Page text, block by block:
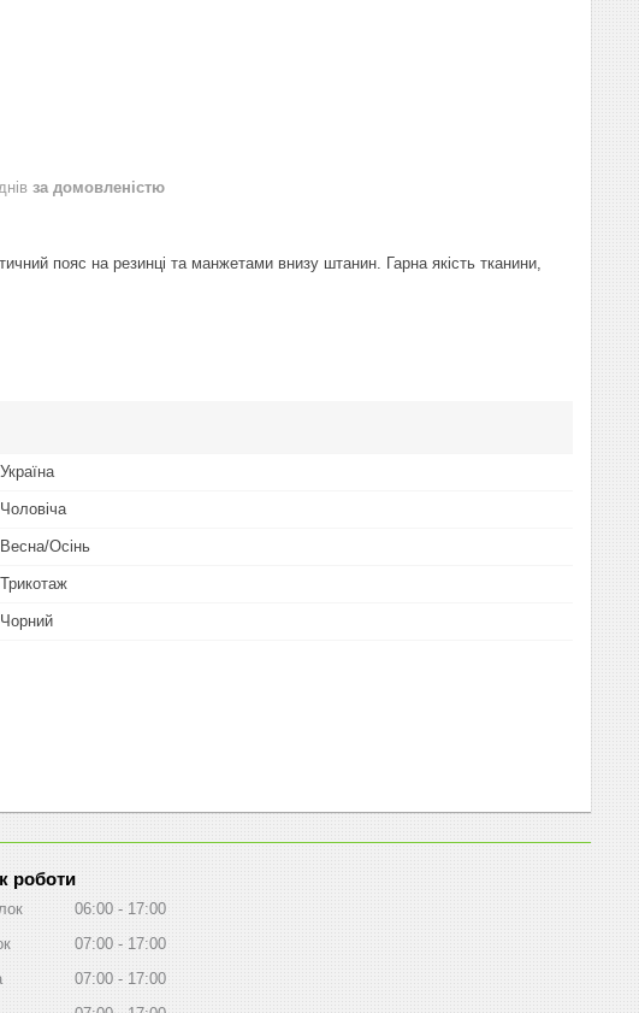
за домовленістю
пояс на резинці та манжетами внизу штанин. Гарна якість тканини,
Україна
Чоловіча
Весна/Осінь
Трикотаж
Чорний
роботи
06:00
17:00
07:00
17:00
07:00
17:00